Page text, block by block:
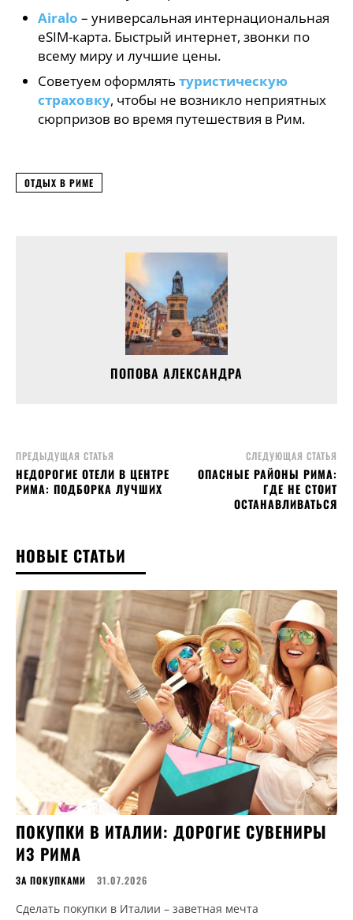
Airalo – универсальная интернациональная
eSIM-карта. Быстрый интернет, звонки по
всему миру и лучшие цены.
Советуем оформлять туристическую
страховку, чтобы не возникло неприятных
сюрпризов во время путешествия в Рим.
ОТДЫХ В РИМЕ
ПОПОВА АЛЕКСАНДРА
ПРЕДЫДУЩАЯ СТАТЬЯ
НЕДОРОГИЕ ОТЕЛИ В ЦЕНТРЕ
РИМА: ПОДБОРКА ЛУЧШИХ
СЛЕДУЮЩАЯ СТАТЬЯ
ОПАСНЫЕ РАЙОНЫ РИМА:
ГДЕ НЕ СТОИТ
ОСТАНАВЛИВАТЬСЯ
НОВЫЕ СТАТЬИ
ПОКУПКИ В ИТАЛИИ: ДОРОГИЕ СУВЕНИРЫ
ИЗ РИМА
ЗА ПОКУПКАМИ 31.07.2026
Сделать покупки в Италии – заветная мечта